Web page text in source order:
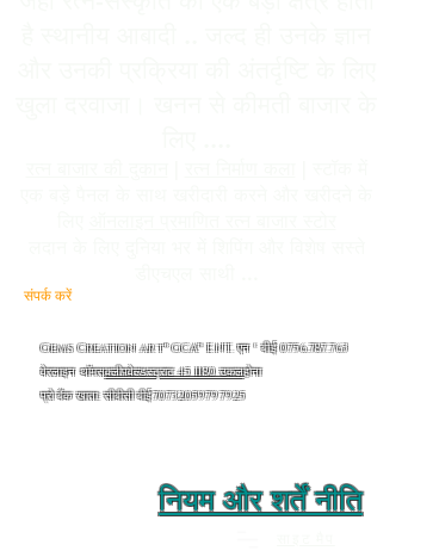
नियम और शर्तें नीति
संपर्क करेंऔर व्यावसायिक जानकारी
Gems Creation art® GCA™ ENT. एन ° बीई0756.787.763
वेरलाइन थॉमसक्लीपवेल्डस्ट्राट 45 1180 उकलहोना
प्रो बैंक खाता: सीबीसी बीई70732059797925